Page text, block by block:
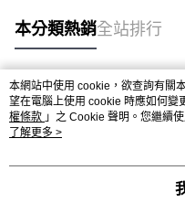
本分類熱銷全站排行
熱門標籤
本網站中使用 cookie，欲查詢有關
望在電腦上使用 cookie 時應如何變
權條款 」之 Cookie 聲明。您繼續
用條款之 Cookie 聲明使用 cookie。
了解更多 >